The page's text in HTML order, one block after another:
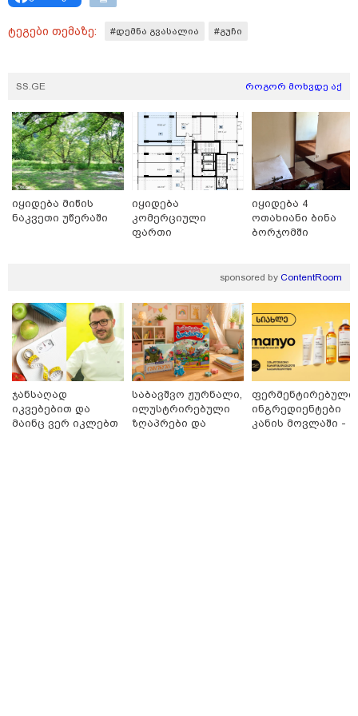
მნიშვნელოვანი ინფორმაცია
ტეგები თემაზე: #დემნა გვასალია #გუჩი
SS.GE როგორ მოხვდე აქ
იყიდება მიწის
ნაკვეთი უწერაში
იყიდება
კომერციული
ფართი
იყიდება 4
ოთახიანი ბინა
ბორჯომში
sponsored by ContentRoom
ჯანსაღად
იკვებებით და
მაინც ვერ იკლებთ
საბავშვო ჟურნალი,
ილუსტრირებული
ზღაპრები და
ფერმენტირებული
ინგრედიენტები
კანის მოვლაში -